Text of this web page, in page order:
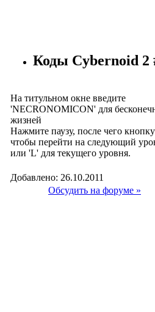
Коды Cybernoid 2
На титульном окне введите
'NECRONOMICON' для
жизней
Нажмите паузу, после чего
чтобы перейти на следующий
или 'L' для текущего уровня.
Добавлено: 26.10.2011
Обсудить на форуме »